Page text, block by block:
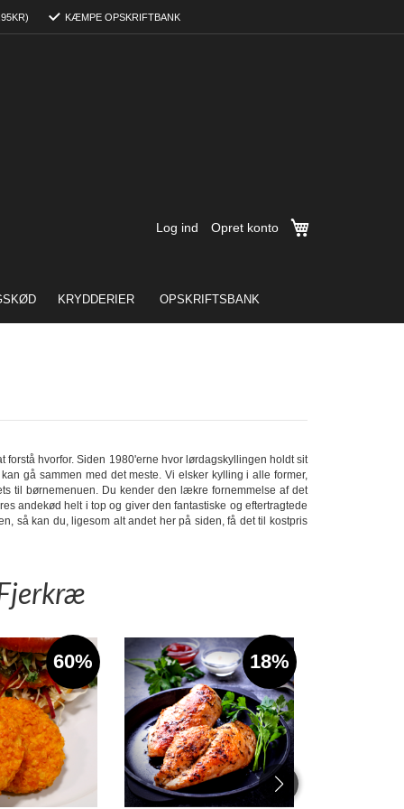
KÆMPE OPSKRIFTBANK
Log ind Opret konto
KRYDDERIER OPSKRIFTSBANK
hvorfor. Siden 1980'erne hvor lørdagskyllingen holdt sit
gå sammen med det meste. Vi elsker kylling i alle former,
til børnemenuen. Du kender den lækre fornemmelse af det
andekød helt i top og giver den fantastiske og eftertragtede
så kan du, ligesom alt andet her på siden, få det til kostpris
60% 18%